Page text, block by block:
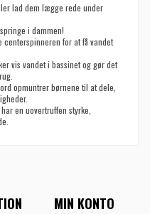
lad dem lægge rede under
i dammen!
centerspinneren for at få vandet
vis vandet i bassinet og gør det
opmuntrer børnene til at dele,
en uovertruffen styrke,
MIN KONTO